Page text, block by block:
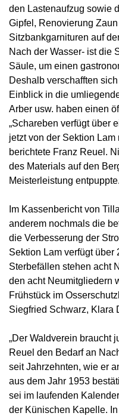
den Lastenaufzug sowie
Gipfel, Renovierung
Sitzbankgarnituren auf
Nach der Wasser- ist die
Säule, um einen
Deshalb verschafften
Einblick in die
Arber usw. haben einen
„Schareben verfügt über
jetzt von der Sektion Lam
berichtete Franz Reuel.
des Materials auf den
Meisterleistung entpuppte.
Im Kassenbericht von
anderem nochmals die
die Verbesserung der
Sektion Lam verfügt über
Sterbefällen stehen acht
den acht Neumitgliedern
Frühstück im
Siegfried Schwarz, Klara
„Der Waldverein braucht
Reuel den Bedarf an
seit Jahrzehnten, wie er
aus dem Jahr 1953
sei im laufenden
der Künischen Kapelle.